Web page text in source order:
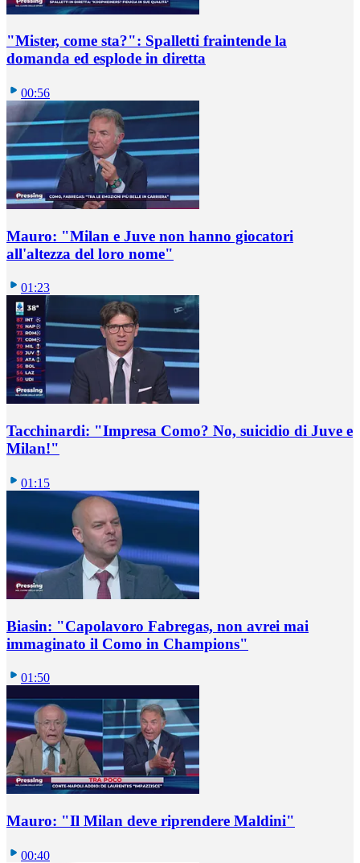
"Mister, come sta?": Spalletti fraintende la
domanda ed esplode in diretta
00:56
Mauro: "Milan e Juve non hanno giocatori
all'altezza del loro nome"
01:23
Tacchinardi: "Impresa Como? No, suicidio di Juve e
Milan!"
01:15
Biasin: "Capolavoro Fabregas, non avrei mai
immaginato il Como in Champions"
01:50
Mauro: "Il Milan deve riprendere Maldini"
00:40